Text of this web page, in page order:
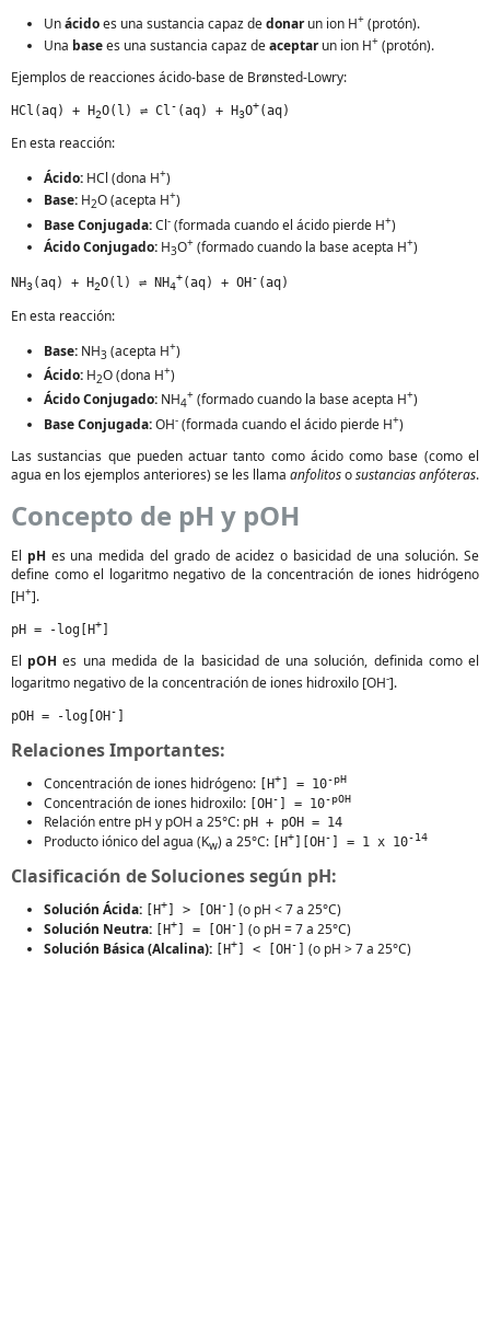
Unácidoes una sustancia capaz dedonarun ion H+ (protón).
Una basees una sustancia capaz deaceptarun ion H+ (protón).
Ejemplos de reacciones ácido-base de Brønsted-Lowry:
HCl(aq) + H2O(l) ⇌ Cl- (aq) + H3O+(aq)
En esta reacción:
Ácido: HCl (dona H+)
Base: H2O (acepta H+)
Base Conjugada:Cl- (formada cuando el ácido pierde H+)
Ácido Conjugado: H3O+ (formado cuando la base acepta H+)
NH3(aq) + H2O(l) ⇌ NH4
+(aq) + OH- (aq)
En esta reacción:
Base: NH3 (acepta H+)
Ácido: H2O (dona H+)
Ácido Conjugado: NH4
+ (formado cuando la base acepta H+)
Base Conjugada:OH- (formada cuando el ácido pierde H+)
Las sustancias que pueden actuar tanto como ácido como base (como el
agua en los ejemplos anteriores) se les llama anfolitososustancias anfóteras.
Concepto de pH y pOH
El pH es una medida del grado de acidez o basicidad de una solución. Se
define como el logaritmo negativo de la concentración de iones hidrógeno
[H+].
pH = -log[H+]
El pOH es una medida de la basicidad de una solución, definida como el
logaritmo negativo de la concentración de iones hidroxilo [OH-].
pOH = -log[OH- ]
Relaciones Importantes:
Concentración de iones hidrógeno: [H+] = 10-pH
Concentración de iones hidroxilo: [OH- ] = 10-pOH
Relación entre pH y pOH a 25°C: pH + pOH = 14
Producto iónico del agua (Kw) a 25°C: [H+][OH- ] = 1 x 10-14
Clasificación de Soluciones según pH:
Solución Ácida: [H+ ] > [OH-
(o pH < 7 a 25°C)
Solución Neutra:
[H+ ] = [OH-
(o pH = 7 a 25°C)
Solución Básica (Alcalina):
[H+ ] < [OH- (o pH > 7 a 25°C)